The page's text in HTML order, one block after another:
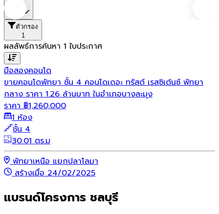
ตัวกรอง
1
ผลลัพธ์การค้นหา 1 ใบประกาศ
มือสองคอนโด
ขายคอนโดพัทยา ชั้น 4 คอนโดเดอะ ทรัสต์ เรสซิเด้นซ์ พัทยา
กลาง ราคา 1.26 ล้านบาท ในอำเภอบางละมุง
ราคา ฿1,260,000
1 ห้อง
ชั้น 4
30.01 ตร.ม
พัทยาเหนือ แยกปลาโลมา
สร้างเมื่อ 24/02/2025
แบรนด์โครงการ ชลบุรี